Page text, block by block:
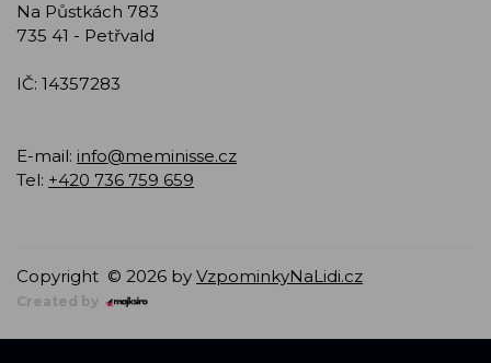
Na Půstkách 783
735 41 - Petřvald
IČ: 14357283
E-mail: info@meminisse.cz
Tel: +420 736 759 659
Copyright © 2026 by VzpominkyNaLidi.cz
Created by